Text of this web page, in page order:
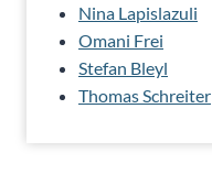
Nina Lapislazuli
Omani Frei
Stefan Bleyl
Thomas Schreiter